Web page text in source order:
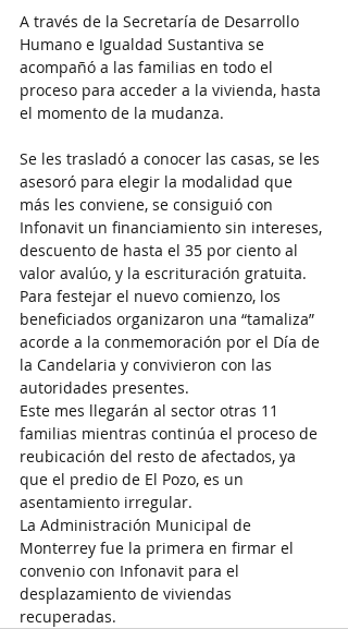
A través de la Secretaría de Desarrollo
Humano e Igualdad Sustantiva se
acompañó a las familias en todo el
proceso para acceder a la vivienda, hasta
el momento de la mudanza.
Se les trasladó a conocer las casas, se les
asesoró para elegir la modalidad que
más les conviene, se consiguió con
Infonavit un financiamiento sin intereses,
descuento de hasta el 35 por ciento al
valor avalúo, y la escrituración gratuita.
Para festejar el nuevo comienzo, los
beneficiados organizaron una “tamaliza”
acorde a la conmemoración por el Día de
la Candelaria y convivieron con las
autoridades presentes.
Este mes llegarán al sector otras 11
familias mientras continúa el proceso de
reubicación del resto de afectados, ya
que el predio de El Pozo, es un
asentamiento irregular.
La Administración Municipal de
Monterrey fue la primera en firmar el
convenio con Infonavit para el
desplazamiento de viviendas
recuperadas.